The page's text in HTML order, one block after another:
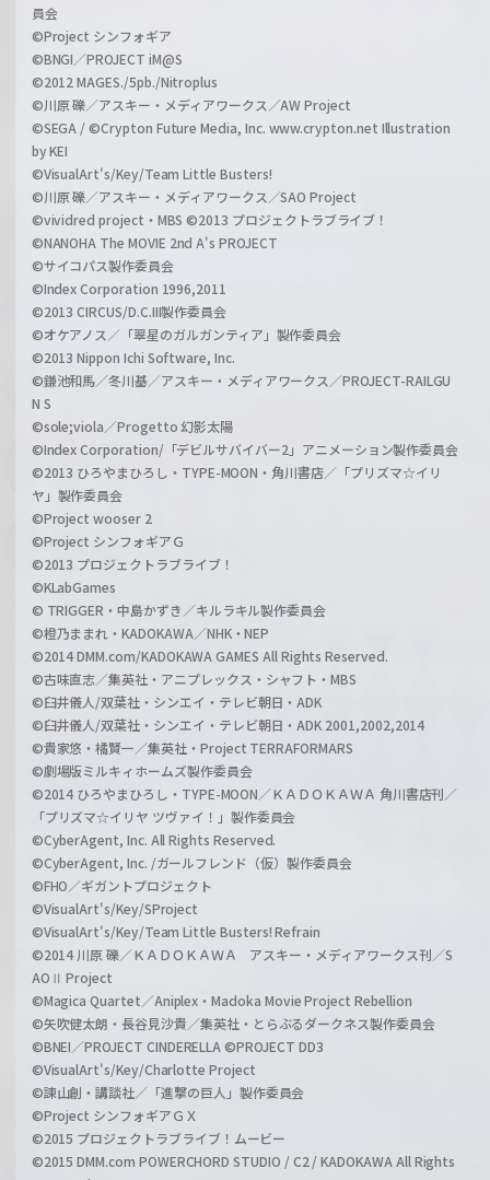
員会
©Project シンフォギア
©BNGI／PROJECT iM@S
©2012 MAGES./5pb./Nitroplus
©川原 礫／アスキー・メディアワークス／AW Project
©SEGA / ©Crypton Future Media, Inc. www.crypton.net Illustration
by KEI
©VisualArt's/Key/Team Little Busters!
©川原 礫／アスキー・メディアワークス／SAO Project
©vividred project・MBS ©2013 プロジェクトラブライブ！
©NANOHA The MOVIE 2nd A's PROJECT
©サイコパス製作委員会
©Index Corporation 1996,2011
©2013 CIRCUS/D.C.III製作委員会
©オケアノス／「翠星のガルガンティア」製作委員会
©2013 Nippon Ichi Software, Inc.
©鎌池和馬／冬川基／アスキー・メディアワークス／PROJECT-RAILGU
N S
©sole;viola／Progetto 幻影太陽
©Index Corporation/「デビルサバイバー2」アニメーション製作委員会
©2013 ひろやまひろし・TYPE-MOON・角川書店／「プリズマ☆イリ
ヤ」製作委員会
©Project wooser 2
©Project シンフォギアＧ
©2013 プロジェクトラブライブ！
©KLabGames
© TRIGGER・中島かずき／キルラキル製作委員会
©橙乃ままれ・KADOKAWA／NHK・NEP
©2014 DMM.com/KADOKAWA GAMES All Rights Reserved.
©古味直志／集英社・アニプレックス・シャフト・MBS
©臼井儀人/双葉社・シンエイ・テレビ朝日・ADK
©臼井儀人/双葉社・シンエイ・テレビ朝日・ADK 2001,2002,2014
©貴家悠・橘賢一／集英社・Project TERRAFORMARS
©劇場版ミルキィホームズ製作委員会
©2014 ひろやまひろし・TYPE-MOON／ＫＡＤＯＫＡＷＡ 角川書店刊／
「プリズマ☆イリヤ ツヴァイ！」製作委員会
©CyberAgent, Inc. All Rights Reserved.
©CyberAgent, Inc. /ガールフレンド（仮）製作委員会
©FHO／ギガントプロジェクト
©VisualArt's/Key/SProject
©VisualArt's/Key/Team Little Busters! Refrain
©2014 川原 礫／ＫＡＤＯＫＡＷＡ アスキー・メディアワークス刊／S
AOⅡ Project
©Magica Quartet／Aniplex・Madoka Movie Project Rebellion
©矢吹健太朗・長谷見沙貴／集英社・とらぶるダークネス製作委員会
©BNEI／PROJECT CINDERELLA ©PROJECT DD3
©VisualArt's/Key/Charlotte Project
©諫山創・講談社／「進撃の巨人」製作委員会
©Project シンフォギアＧＸ
©2015 プロジェクトラブライブ！ムービー
©2015 DMM.com POWERCHORD STUDIO / C2 / KADOKAWA All Rights